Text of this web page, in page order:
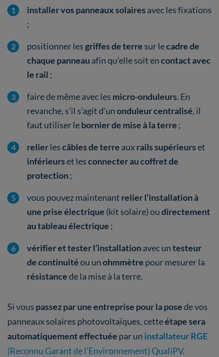
installer vos panneaux solaires avec les fixations
;
positionner lesgriffes de terre sur lecadre de
chaque panneau afin qu’elle soit encontact avec
le rail ;
faire de même avec les micro-onduleurs. En
revanche, s’il s’agit d’unonduleur centralisé, il
faut utiliser lebornier de mise à la terre ;
relierlescâbles de terre auxrails supérieurset
inférieurset lesconnecter au coffret de
protection;
vous pouvez maintenant relier l’installation à
une prise électrique (kit solaire) oudirectement
au tableau électrique ;
vérifier et tester l’installationavec untesteur
de continuitéou unohmmètre pour mesurer la
résistancede la mise à la terre.
Si vous passez par une entreprise pour la posede vos
panneaux solaires photovoltaïques, cetteétape sera
automatiquementeffectuée par un installateur RGE
(Reconnu Garant de l’Environnement) QualiPV.